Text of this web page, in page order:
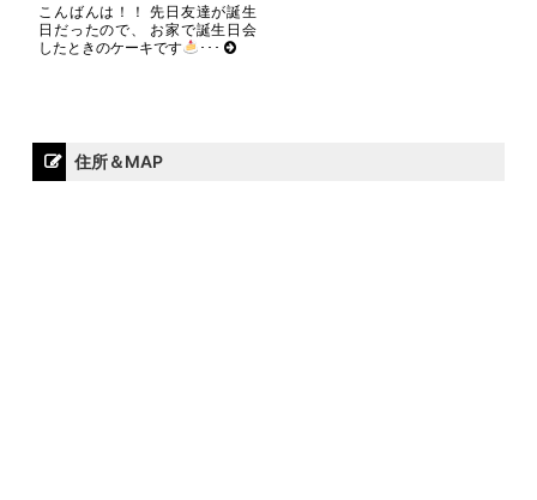
こんばんは！！ 先日友達が誕生
日だったので、 お家で誕生日会
したときのケーキです
･･･
住所＆MAP